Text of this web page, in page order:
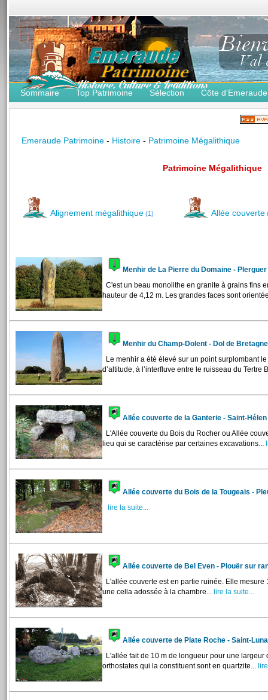
Sommaire Top Patrimoine Sélection Côte d'Emeraude
Emeraude Patrimoine - Histoire - Patrimoine Mégalithique
Patrimoine Mégalithique
Alignement mégalithique (1) Allée couverte
Menhir de La Pierre du Domaine - Plerguer
C'est un beau monolithe en granite à grains fins
hauteur de 4,12 m. Les grandes faces sont
Menhir du Champ-Dolent - Dol de
Le menhir a été élevé sur un point surplombant
d’altitude, à l’interfluve entre le ruisseau du Tertre
Allée couverte de la Ganterie - Saint-Hélen
L'Allée couverte du Bois du Rocher ou Allée
lieu qui se caractérise par certaines excavations...
Allée couverte du Bois de la Tougeais -
lire la suite...
Allée couverte de Bel Even - Plouër sur
L'allée couverte est en partie ruinée. Elle
une cella adossée à la chambre... lire la suite...
Allée couverte de Plate Roche - Saint-
L'allée fait de 10 m de longueur pour une largeur
orthostates qui la constituent sont en quartzite...